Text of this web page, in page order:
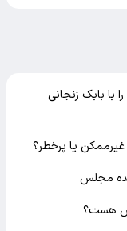
با بابک زنجانی
غیرممکن یا پرخطر؟
مجلس